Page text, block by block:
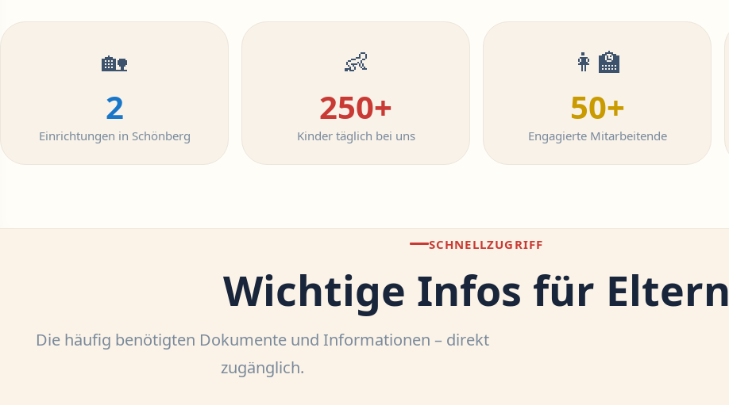
🏡
2
Einrichtungen in Schönberg
👶
250+
Kinder täglich bei uns
👩‍🏫
50+
Engagierte Mitarbeitende
SCHNELLZUGRIFF
Wichtige Infos für Eltern
Die häufig benötigten Dokumente und Informationen – direkt
zugänglich.